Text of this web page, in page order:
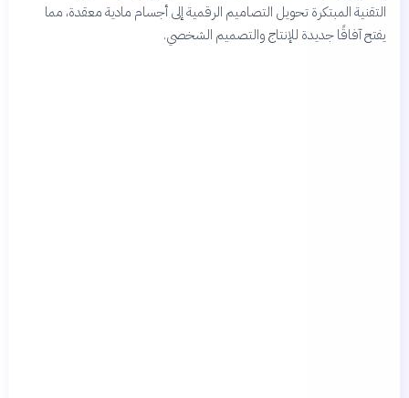
التقنية المبتكرة تحويل التصاميم الرقمية إلى أجسام مادية معقدة، مما
يفتح آفاقًا جديدة للإنتاج والتصميم الشخصي.